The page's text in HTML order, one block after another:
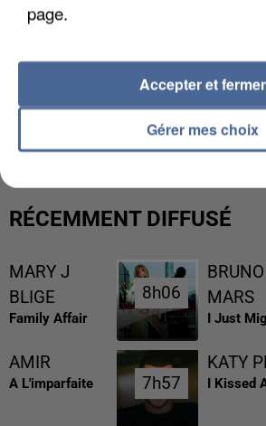
LES DONNÉES DE 300 000
INTERMARCHÉ APRÈS UNE...
RÉCEMMENT DIFFUSÉ
MARY J
BLIGE
Family Affair
8h06
8h06
BRUNO
MARS
I Just
AMIR
A L'imparfaite 7h57
7h57
KATY
I Kissed
page.
Gérer mes choix
Accepter et fermer